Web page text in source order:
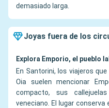
demasiado larga.
Joyas fuera de los
Explora Emporio, el pueblo
En Santorini, los viajeros
Oia suelen mencionar
compacto, sus
veneciano. El lugar